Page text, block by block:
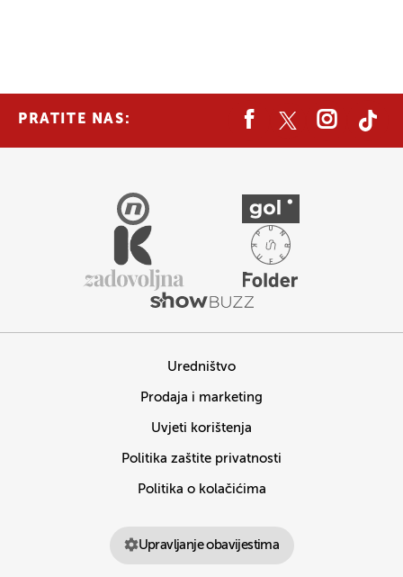
PRATITE NAS:
Uredništvo
Prodaja i marketing
Uvjeti korištenja
Politika zaštite privatnosti
Politika o kolačićima
Upravljanje obavijestima